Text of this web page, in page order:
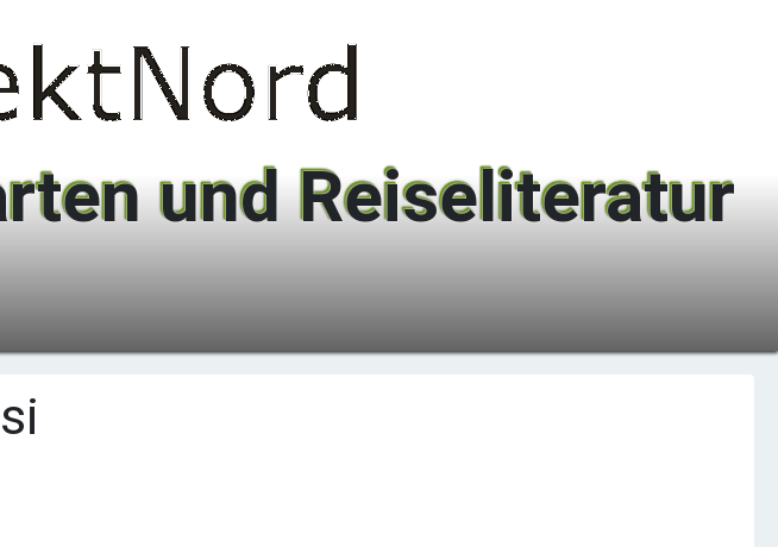
und Reiseliteratur